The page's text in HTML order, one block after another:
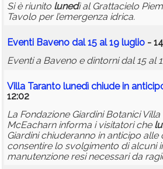
Si è riunito lunedì al Grattacielo
Tavolo per l’emergenza idrica.
Eventi Baveno dal 15 al 19 luglio -
Eventi a Baveno e dintorni dal 15 al
Villa Taranto lunedì chiude in
12:02
La Fondazione Giardini Botanici
McEacharn informa i visitatori che
Giardini chiuderanno in anticipo alle
consentire lo svolgimento di alcuni
manutenzione resi necessari da